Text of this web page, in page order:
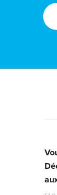
votre